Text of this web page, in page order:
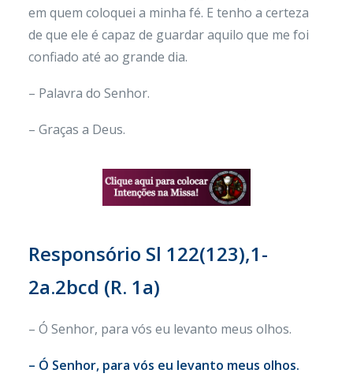
em quem coloquei a minha fé. E tenho a certeza
de que ele é capaz de guardar aquilo que me foi
confiado até ao grande dia.
– Palavra do Senhor.
– Graças a Deus.
Responsório Sl 122(123),1-
2a.2bcd (R. 1a)
– Ó Senhor, para vós eu levanto meus olhos.
– Ó Senhor, para vós eu levanto meus olhos.